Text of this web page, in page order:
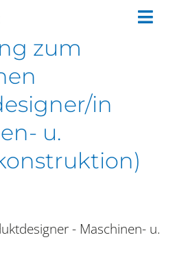
Toggle
®
zum
in
u.
- Maschinen- u.